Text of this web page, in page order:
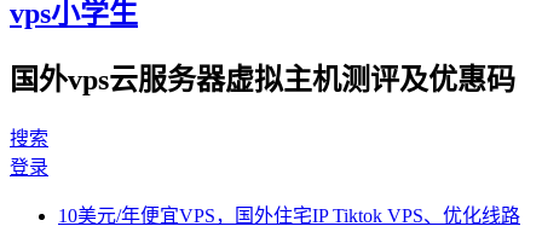
vps小学生
国外vps云服务器虚拟主机测评及优惠码
搜索
登录
10美元/年便宜VPS，国外住宅IP Tiktok VPS、优化线路